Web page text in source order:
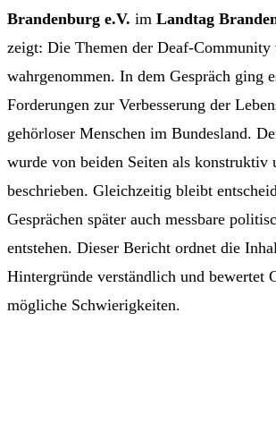
Brandenburg e.V. im Landtag
zeigt: Die Themen der Deaf-Community
wahrgenommen. In dem Gespräch ging
Forderungen zur Verbesserung der
gehörloser Menschen im Bundesland.
wurde von beiden Seiten als konstruktiv
beschrieben. Gleichzeitig bleibt
Gesprächen später auch messbare
entstehen. Dieser Bericht ordnet die
Hintergründe verständlich und bewertet
mögliche Schwierigkeiten.